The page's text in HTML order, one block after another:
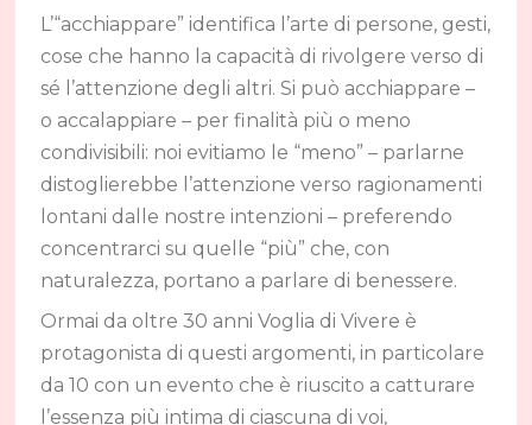
L’“acchiappare” identifica l’arte di persone, gesti,
cose che hanno la capacità di rivolgere verso di
sé l’attenzione degli altri. Si può acchiappare –
o accalappiare – per finalità più o meno
condivisibili: noi evitiamo le “meno” – parlarne
distoglierebbe l’attenzione verso ragionamenti
lontani dalle nostre intenzioni – preferendo
concentrarci su quelle “più” che, con
naturalezza, portano a parlare di benessere.
Ormai da oltre 30 anni Voglia di Vivere è
protagonista di questi argomenti, in particolare
da 10 con un evento che è riuscito a catturare
l’essenza più intima di ciascuna di voi,